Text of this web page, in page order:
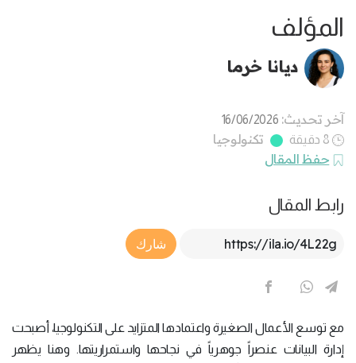
المؤلف
ديانا خرما
آخر تحديث: 16/06/2026
8 دقيقة
تكنولوجيا
حفظ المقال
رابط المقال
Article Link
شارك
مع توسع الأعمال الصغيرة واعتمادها المتزايد على التكنولوجيا، أصبحت
إدارة البيانات عنصراً جوهرياً في نجاحها واستمراريتها. وهنا يظهر